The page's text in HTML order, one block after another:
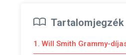
Tartalomjegzék
1. Will Smith Grammy-